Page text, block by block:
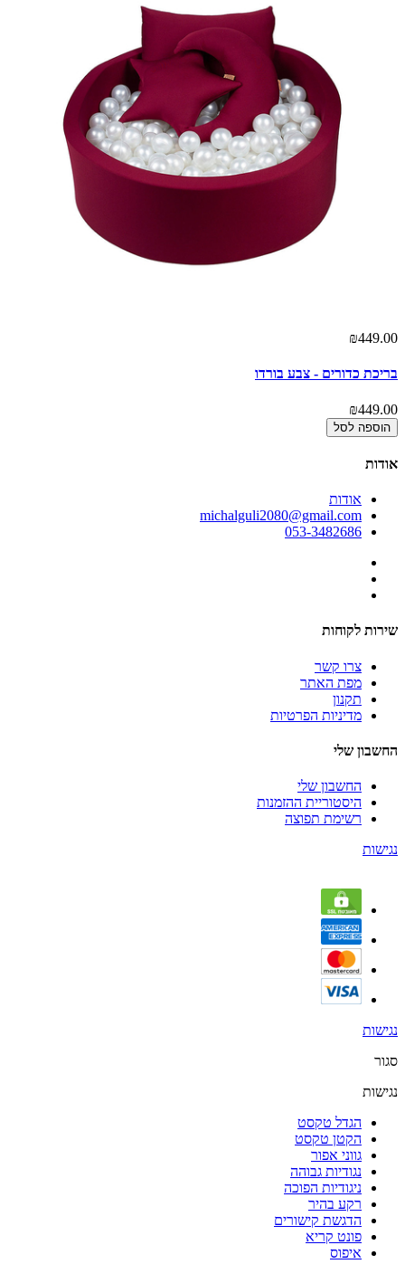
₪449.00
בריכת כדורים - צבע בורדו
₪449.00
הוספה לסל
אודות
אודות
michalguli2080@gmail.com
053-3482686
שירות לקוחות
צרו קשר
מפת האתר
תקנון
מדיניות הפרטיות
החשבון שלי
החשבון שלי
היסטוריית ההזמנות
רשימת תפוצה
נגישות
נגישות
סגור
נגישות
הגדל טקסט
הקטן טקסט
גווני אפור
נגודיות גבוהה
ניגודיות הפוכה
רקע בהיר
הדגשת קישורים
פונט קריא
איפוס